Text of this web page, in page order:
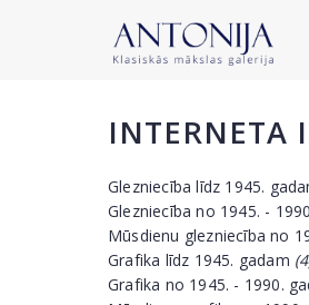
INTERNETA
Glezniecība līdz 1945.
Glezniecība no 1945. -
Mūsdienu glezniecība no
Grafika līdz 1945. gadam
Grafika no 1945. - 1990.